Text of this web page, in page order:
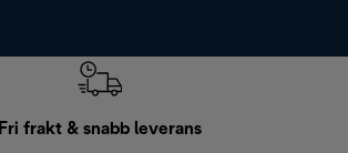
Fri frakt & snabb leverans